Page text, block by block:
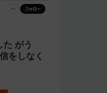
た がう
をしなく